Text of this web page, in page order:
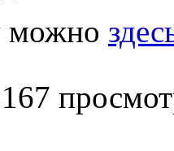
можно